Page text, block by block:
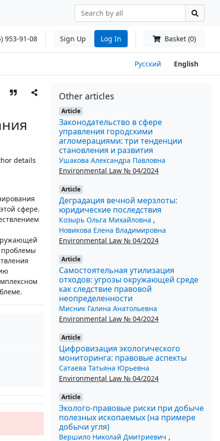
953-91-08 Sign Up Log In Basket (0)
Русский English
details
сфере.
проблемы
Other articles
Article
Законодательство в сфере
управления городскими
агломерациями: три тенденции
становления и развития
Ушакова Александра Павловна
Environmental Law № 04/2024
Article
Деградация вечной мерзлоты:
юридические последствия
Козырь Ольга Михайловна ,
Новикова Елена Владимировна
Environmental Law № 04/2024
Article
Самостоятельная утилизация
отходов: угрозы окружающей среде
как следствие правовой
неопределенности
Мисник Галина Анатольевна
Environmental Law № 04/2024
Article
Цифровизация экологического
мониторинга: правовые аспекты
Сатаева Татьяна Юрьевна
Environmental Law № 04/2024
Article
Эколого-правовые риски при добыче
полезных ископаемых (на примере
добычи угля)
Вершило Николай Дмитриевич ,